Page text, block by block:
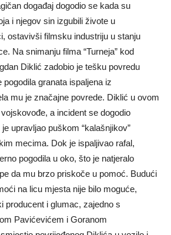
događaj dogodio se kada su
i njegov sin izgubili živote u
ostavivši filmsku industriju u stanju
Na snimanju filma “Turneja” kod
Diklić zadobio je tešku povredu
pogodila granata ispaljena iz
mu je značajne povrede. Diklić u ovom
a incident se dogodio
upravljao puškom “kalašnjikov”
mecima. Dok je ispaljivao rafal,
pogodila u oko, što je natjeralo
da mu brzo priskoče u pomoć. Budući
na licu mjesta nije bilo moguće,
producent i glumac, zajedno s
Pavićevićem i Goranom